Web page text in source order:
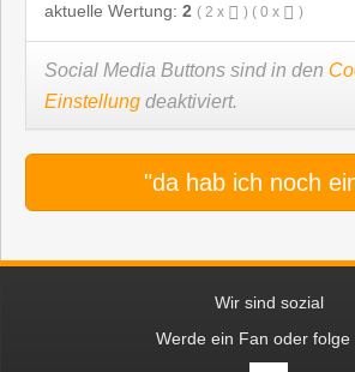
aktuelle Wertung: 2 ( 2 x ) ( 0 x )
Social Media Buttons sind in den
Einstellung deaktiviert.
"da hab ich noch
Wir sind sozial
Werde ein Fan oder folge